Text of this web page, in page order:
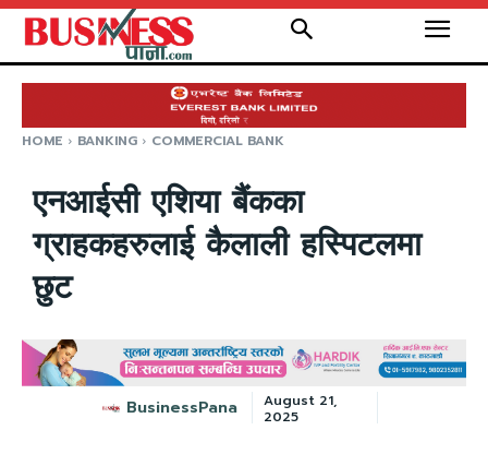
HOME BANKING COMMERCIAL BANK
एनआईसी एशिया बैंकका
ग्राहकहरुलाई कैलाली हस्पिटलमा
छुट
BusinessPana
August 21,
2025